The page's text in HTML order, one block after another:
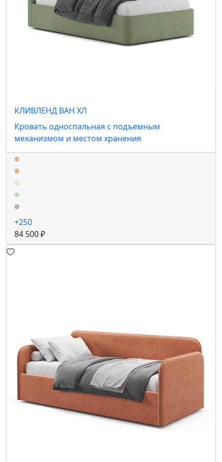
КЛИВЛЕНД ВАН ХЛ
Кровать односпальная с подъемным
механизмом и местом хранения
+250
84 500 ₽